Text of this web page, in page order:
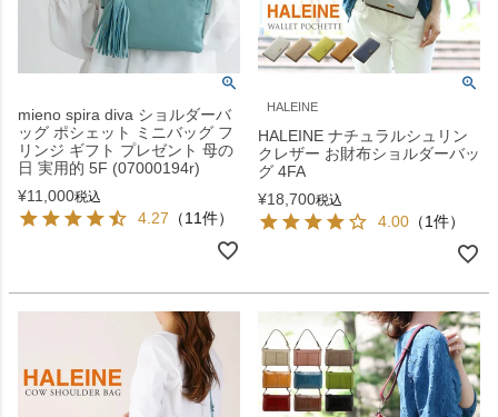
mieno spira diva ショルダーバ
ッグ ポシェット ミニバッグ フ
リンジ ギフト プレゼント 母の
日 実用的 5F (07000194r)
¥11,000税込
4.27 （11件）
HALEINE
HALEINE ナチュラルシュリン
クレザー お財布ショルダーバッ
グ 4FA
¥18,700税込
4.00 （1件）